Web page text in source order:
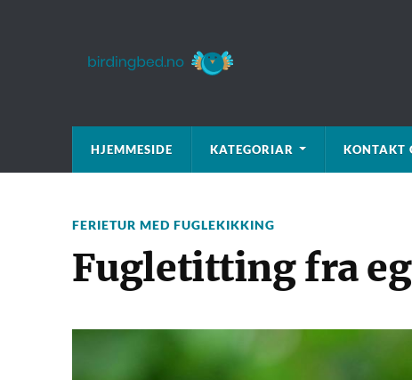
HJEMMESIDE KATEGORIAR KONTAKT
FERIETUR MED FUGLEKIKKING
Fugletitting fra